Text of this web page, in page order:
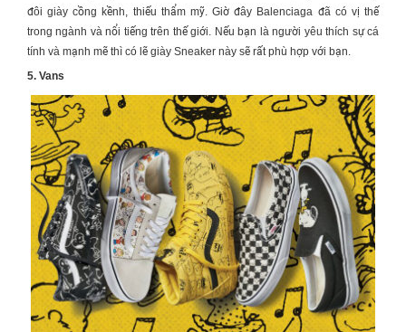
đôi giày cồng kềnh, thiếu thẩm mỹ. Giờ đây Balenciaga đã có vị thế
trong ngành và nổi tiếng trên thế giới. Nếu bạn là người yêu thích sự cá
tính và mạnh mẽ thì có lẽ giày Sneaker này sẽ rất phù hợp với bạn.
5. Vans